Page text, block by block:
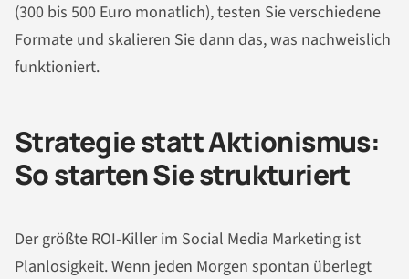
(300 bis 500 Euro monatlich), testen Sie verschiedene
Formate und skalieren Sie dann das, was nachweislich
funktioniert.
Strategie statt Aktionismus:
So starten Sie strukturiert
Der größte ROI-Killer im Social Media Marketing ist
Planlosigkeit. Wenn jeden Morgen spontan überlegt